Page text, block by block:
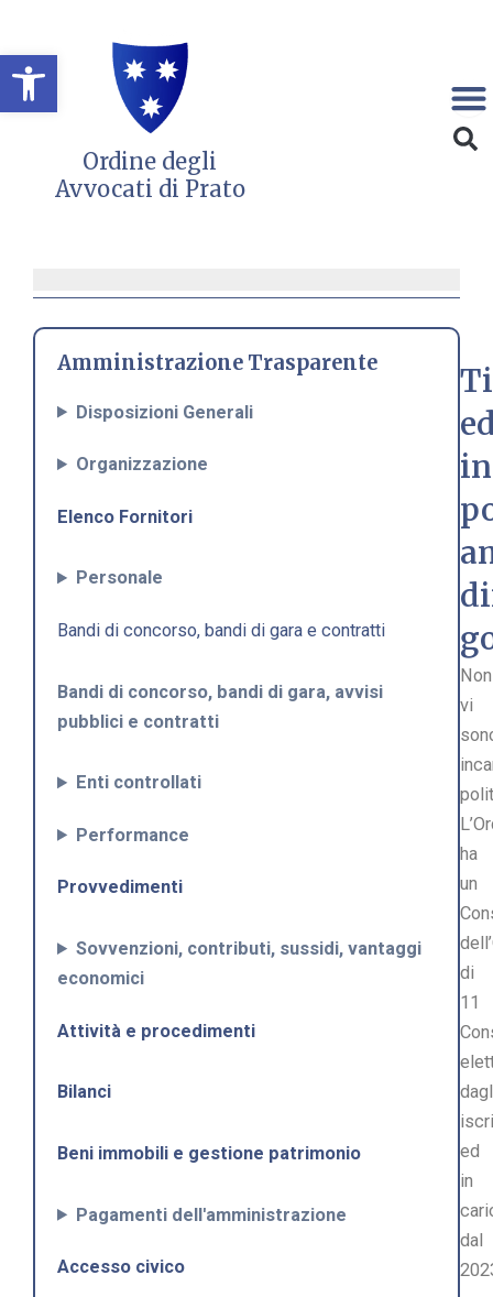
Open toolbar
contenuto
Ordine degli
Avvocati di Prato
Amministrazione Trasparente
Disposizioni Generali
Organizzazione
Elenco Fornitori
Personale
Bandi di concorso, bandi di gara e contratti
Bandi di concorso, bandi di gara, avvisi
pubblici e contratti
Enti controllati
Performance
Provvedimenti
Sovvenzioni, contributi, sussidi, vantaggi
economici
Attività e procedimenti
Bilanci
Beni immobili e gestione patrimonio
Pagamenti dell'amministrazione
Accesso civico
Non
vi
ha
un
di
11
ed
in
dal